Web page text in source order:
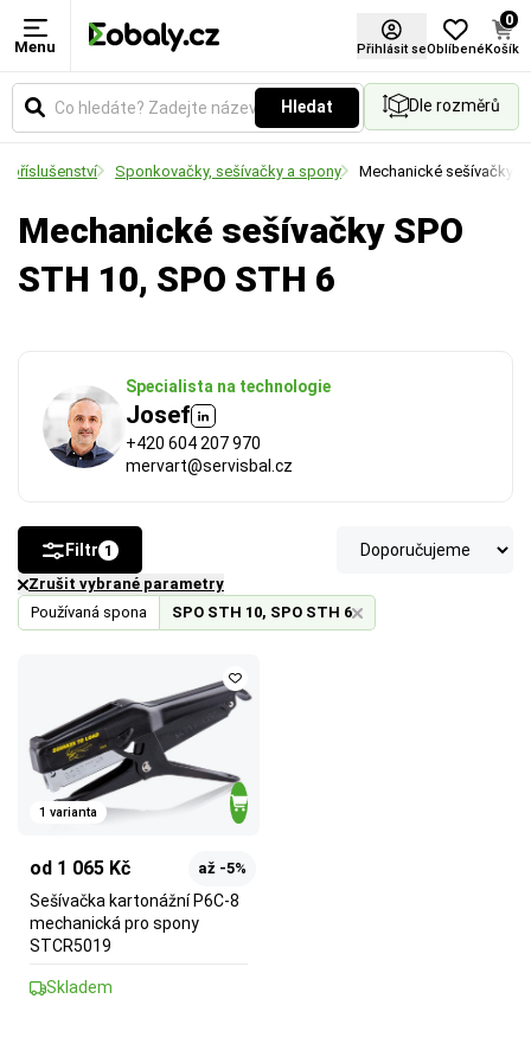
Menu Přihlásit seOblíbené
0
Košík
Hledat Dle rozměrů
příslušenství Sponkovačky, sešívačky a spony Mechanické sešívačky
Mechanické sešívačky SPO
STH 10, SPO STH 6
Specialista na technologie
Josef
+420 604 207 970
mervart@servisbal.cz
Používaná spona SPO STH 10, SPO STH 6
Zrušit vybrané parametry
Filtr 1
1 varianta
od 1 065 Kč až -5%
Sešívačka kartonážní P6C-8
mechanická pro spony
STCR5019
Skladem